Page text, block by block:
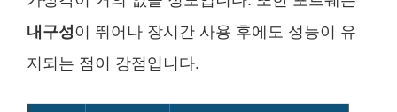
내구성이 뛰어나 장시간 사용 후에도 성능이 유
지되는 점이 강점입니다.